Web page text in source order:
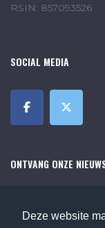
Deze website
RSIN: 857093526
SOCIAL MEDIA
ONTVANG ONZE